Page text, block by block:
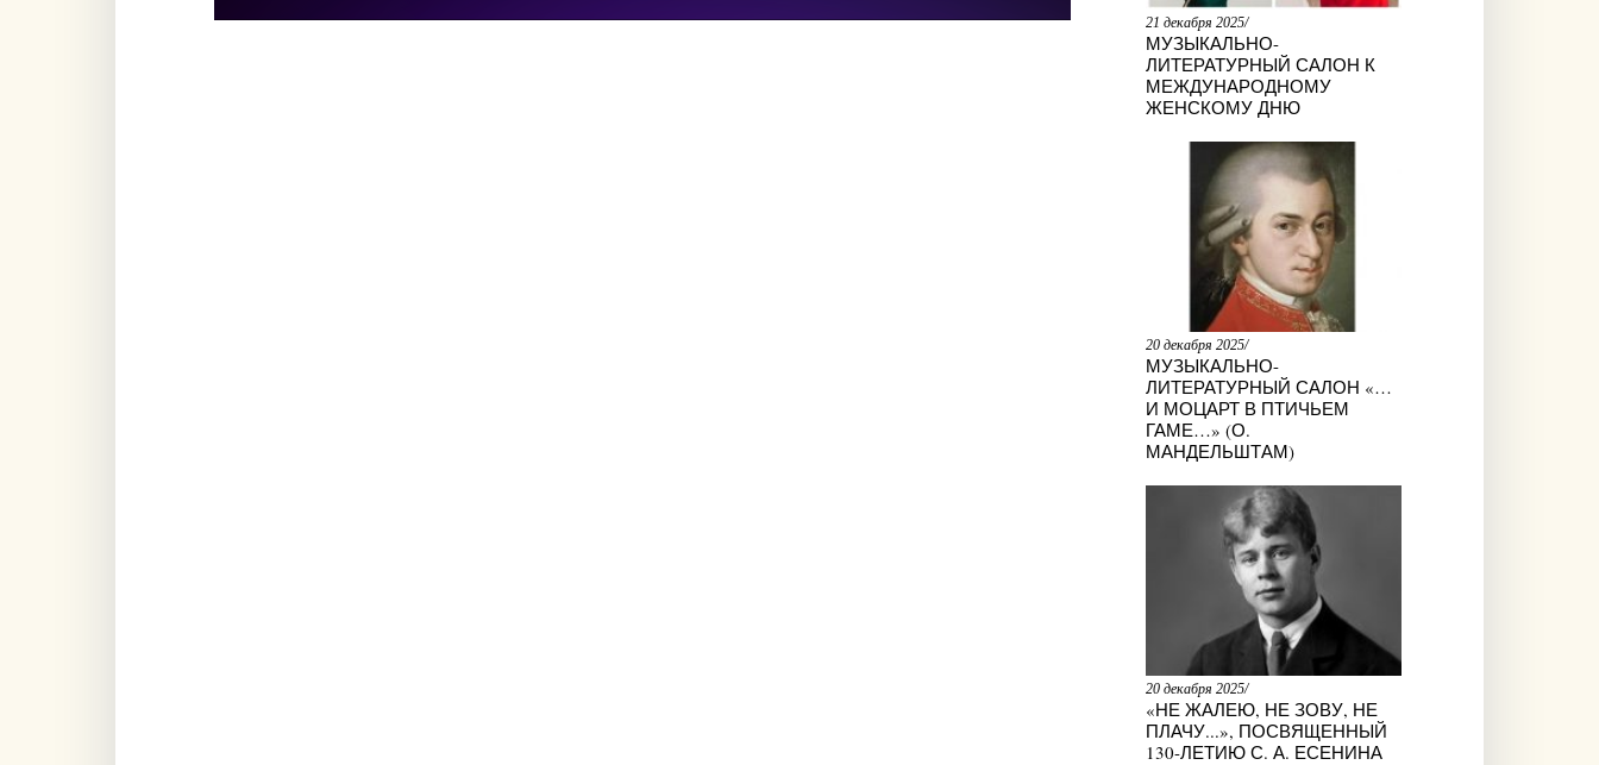
21 декабря 2025/
МУЗЫКАЛЬНО-
ЛИТЕРАТУРНЫЙ САЛОН К
МЕЖДУНАРОДНОМУ
ЖЕНСКОМУ ДНЮ
20 декабря 2025/
МУЗЫКАЛЬНО-
ЛИТЕРАТУРНЫЙ САЛОН «…
И МОЦАРТ В ПТИЧЬЕМ
ГАМЕ…» (О.
МАНДЕЛЬШТАМ)
20 декабря 2025/
«НЕ ЖАЛЕЮ, НЕ ЗОВУ, НЕ
ПЛАЧУ...», ПОСВЯЩЕННЫЙ
130-ЛЕТИЮ С. А. ЕСЕНИНА